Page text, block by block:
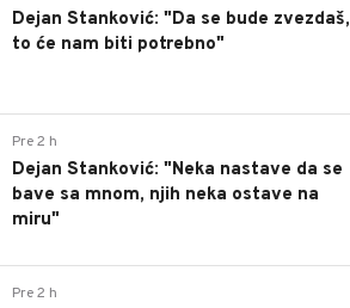
Dejan Stanković: "Da se bude zvezdaš,
to će nam biti potrebno"
Pre 2 h
Dejan Stanković: "Neka nastave da se
bave sa mnom, njih neka ostave na
miru"
Pre 2 h